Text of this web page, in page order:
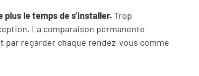
plus le temps de s’installer. Trop
La comparaison permanente
par regarder chaque rendez-vous comme